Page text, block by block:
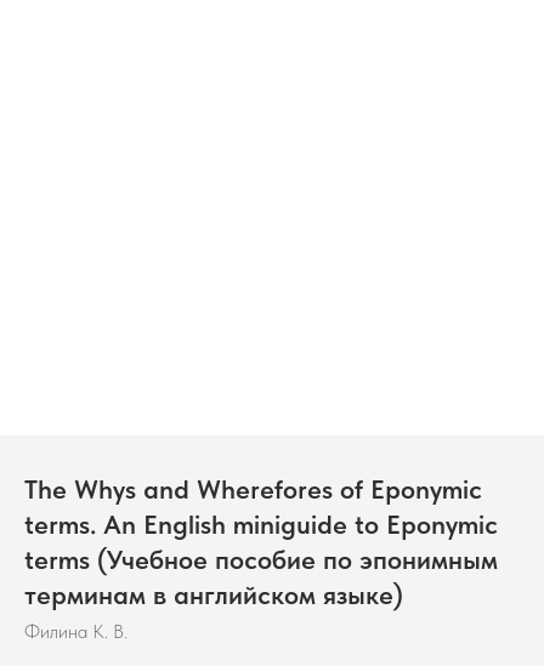
The Whys and Wherefores of Eponymic
terms. An English miniguide to Eponymic
terms (Учебное пособие по эпонимным
терминам в английском языке)
Филина К. В.